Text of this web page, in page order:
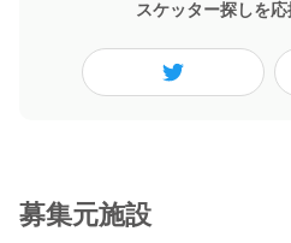
スケッター探しを応
募集元施設